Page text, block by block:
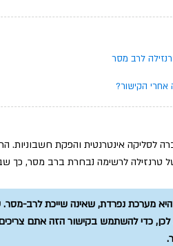
לרב מסר
אחרי הקישור?
לסליקה אינטרנטית והפקת חשבוניות.
טרנזילה לרשימה נבחרת ברב מסר, כך
היא מערכת נפרדת, שאינה שייכת לרב-
לכן, כדי להשתמש בקישור הזה אתם